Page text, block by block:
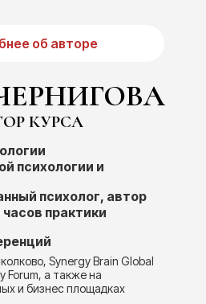
КУРСА
Synergy Brain Global
Forum, а также на
и бизнес площадках
психологии и
психолог, автор
практики
об авторе